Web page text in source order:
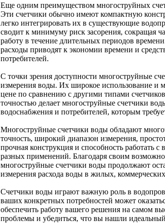
Еще одним преимуществом многоструйных
Эти счетчики обычно имеют компактную
легко интегрировать их в существующие
сводит к минимуму риск засорения, сокращая
работу в течение длительных периодов
расходы приводят к экономии времени и
потребителей.
С точки зрения доступности многоструйные
измерения воды. Их широкое использование и
цене по сравнению с другими типами
точностью делает многоструйные счетчики
водоснабжения и потребителей, которым
Многоструйные счетчики воды обладают
точность, широкий диапазон измерения,
прочная конструкция и способность работать
разных применений. Благодаря своим
многоструйные счетчики воды продолжают
измерения расхода воды в жилых,
Счетчики воды играют важную роль в
ваших конкретных потребностей может
обеспечить работу вашего решения на самом
проблемы и убедиться, что вы нашли